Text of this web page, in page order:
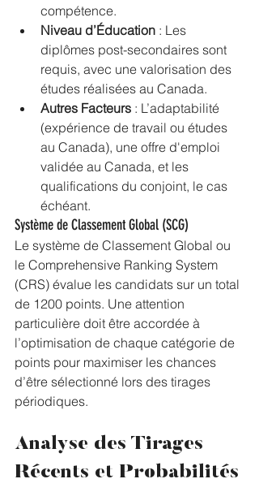
compétence.
Niveau d’Éducation : Les
diplômes post-secondaires sont
requis, avec une valorisation des
études réalisées au Canada.
Autres Facteurs : L’adaptabilité
(expérience de travail ou études
au Canada), une offre d'emploi
validée au Canada, et les
qualifications du conjoint, le cas
échéant.
Système de Classement Global (SCG)
Le système de Classement Global ou
le Comprehensive Ranking System
(CRS) évalue les candidats sur un total
de 1200 points. Une attention
particulière doit être accordée à
l’optimisation de chaque catégorie de
points pour maximiser les chances
d’être sélectionné lors des tirages
périodiques.
Analyse des Tirages
Récents et Probabilités